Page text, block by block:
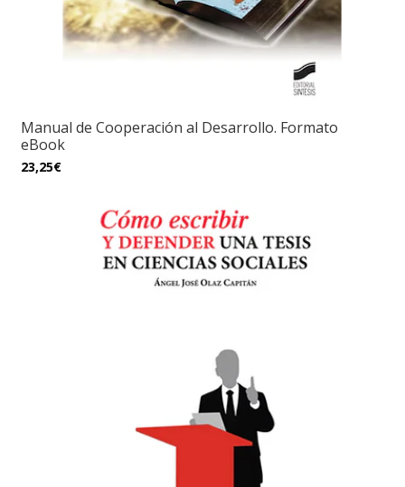
Manual de Cooperación al Desarrollo. Formato
eBook
23,25€